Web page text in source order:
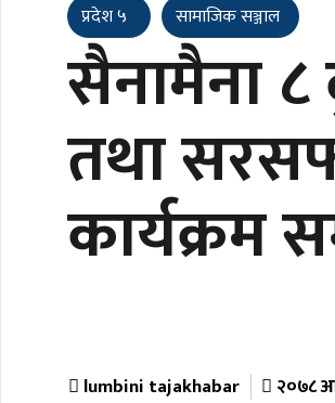
प्रदेश ५ सामाजिक सञ्जाल
सैनामैना ८
तथा
कार्यक्रम
lumbini tajakhabar २०७८